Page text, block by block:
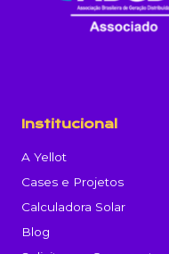
Institucional
A Yellot
Cases e Projetos
Calculadora Solar
Blog